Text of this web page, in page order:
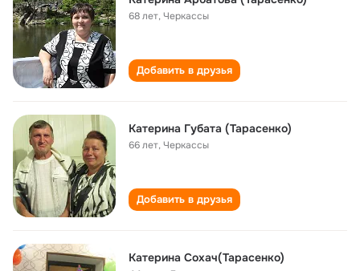
68 лет,Черкассы
Добавить в друзья
Катерина Губата (Тарасенко)
66 лет,Черкассы
Добавить в друзья
Катерина Сохач(Тарасенко)